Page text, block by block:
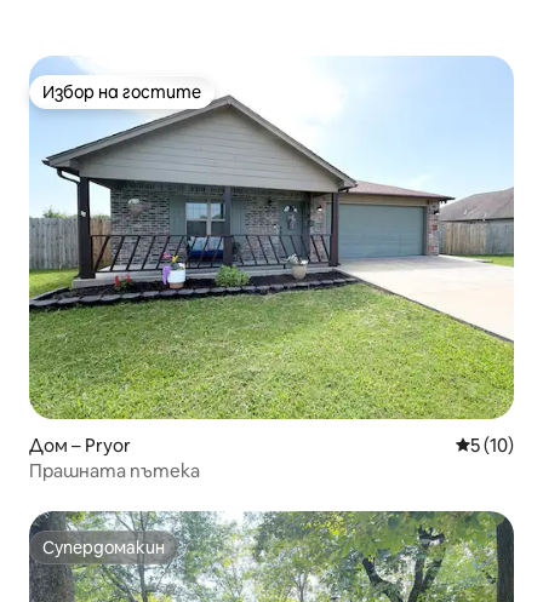
Избор на гостите
Избор на гостите
Дом – Pryor Средна
5 (10)
Прашната пътека
Супердомакин
Супердомакин